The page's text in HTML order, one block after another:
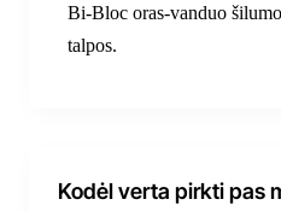
Bi-Bloc oras-vanduo
talpos.
Kodėl verta pirkti pas